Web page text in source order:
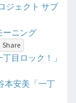
ジェクト サブ
ーニング
Share
目ロック！」
本安美「一丁